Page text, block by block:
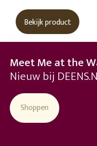
Bekijk product
Meet Me at the
Nieuw bij
Shoppen